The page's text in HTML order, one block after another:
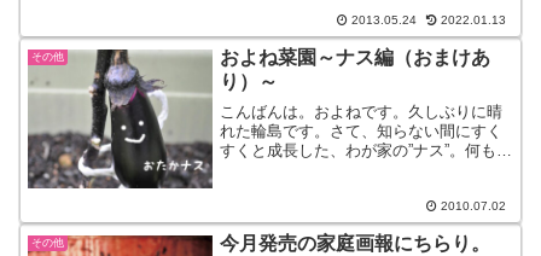
2013.05.24 2022.01.13
その他
およね菜園～ナス編（おまけあ
り）～
こんばんは。およねです。久しぶりに晴
れた輪島です。さて、知らない間にすく
すくと成長した、わが家の”ナス”。何もし
いました。さすが、里山マイスター！！
やることが違います。...
2010.07.02
その他 今月発売の家庭画報にちらり。